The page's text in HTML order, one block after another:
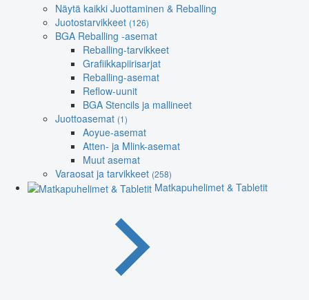
Näytä kaikki Juottaminen & Reballing
Juotostarvikkeet (126)
BGA Reballing -asemat
Reballing-tarvikkeet
Grafiikkapiirisarjat
Reballing-asemat
Reflow-uunit
BGA Stencils ja mallineet
Juottoasemat (1)
Aoyue-asemat
Atten- ja Mlink-asemat
Muut asemat
Varaosat ja tarvikkeet (258)
Matkapuhelimet & Tabletit